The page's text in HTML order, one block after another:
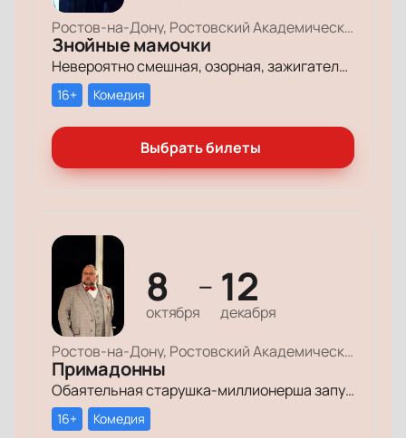
Ростов-на-Дону, Ростовский Академический Театр Драмы, Малая сцена
Знойные мамочки
Невероятно смешная, озорная, зажигательная комедия – о том, как две прекрасные леди степенного возраста вовсе не торопятся остепеняться, и подают своим уже взрослым детям отличный пример, как жить на полную катушку.
16+ Комедия
Выбрать билеты
8
октября
— 12
декабря
Ростов-на-Дону, Ростовский Академический Театр Драмы, Большая сцена
Примадонны
Обаятельная старушка-миллионерша запускает грандиозный поиск своих долгопотерянных племянниц, чтобы открыть им двери в мир богатства и оставить в наследство свои миллионы.
16+ Комедия